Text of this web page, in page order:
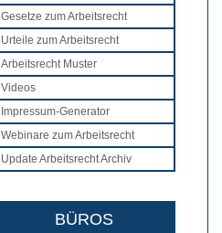
Gesetze zum Arbeitsrecht
Urteile zum Arbeitsrecht
Arbeitsrecht Muster
Videos
Impressum-Generator
Webinare zum Arbeitsrecht
Update Arbeitsrecht Archiv
BÜROS